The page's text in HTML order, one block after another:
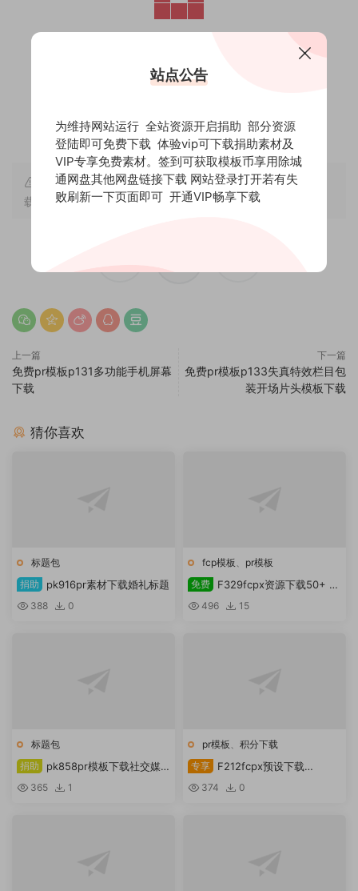
原文链接：https://new.freehpcg.com/archives/978
载请注明出处。
上一篇
免费pr模板p131多功能手机屏幕
下载
下一篇
免费pr模板p133失真特效栏目包
装开场片头模板下载
猜你喜欢
标题包
捐助
pk916pr素材下载婚礼标题
388 0
fcp模板、 pr模板
免费
F329fcpx资源下载50+ 弹
跳文本动画
496 15
标题包
捐助
pk858pr模板下载社交媒
体下三分之一
365 1
pr模板、 积分下载
专享
F212fcpx预设下载
VideoHive Flash FX 包
374 0
站点公告
为维持网站运行 全站资源开启捐助 部分资源
登陆即可免费下载 体验vip可下载捐助素材及
VIP专享免费素材。签到可获取模板币享用除城
通网盘其他网盘链接下载 网站登录打开若有失
败刷新一下页面即可 开通VIP畅享下载